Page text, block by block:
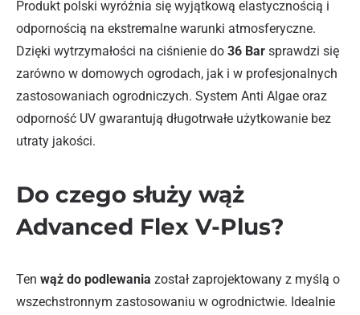
Produkt polski wyróżnia się wyjątkową elastycznością i
odpornością na ekstremalne warunki atmosferyczne.
Dzięki wytrzymałości na ciśnienie do 36 Bar sprawdzi się
zarówno w domowych ogrodach, jak i w profesjonalnych
zastosowaniach ogrodniczych. System Anti Algae oraz
odporność UV gwarantują długotrwałe użytkowanie bez
utraty jakości.
Do czego służy wąż
Advanced Flex V-Plus?
Ten wąż do podlewania został zaprojektowany z myślą o
wszechstronnym zastosowaniu w ogrodnictwie. Idealnie